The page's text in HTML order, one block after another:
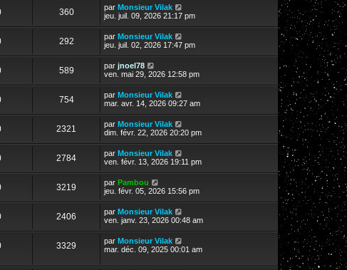
360 par Monsieur Vilak
jeu. juil. 09, 2026 21:17 pm
292 par Monsieur Vilak
jeu. juil. 02, 2026 17:47 pm
589 par jnoel78
ven. mai 29, 2026 12:58 pm
754 par Monsieur Vilak
mar. avr. 14, 2026 09:27 am
2321 par Monsieur Vilak
dim. févr. 22, 2026 20:20 pm
2784 par Monsieur Vilak
ven. févr. 13, 2026 19:11 pm
3219 par Pambou
jeu. févr. 05, 2026 15:56 pm
2406 par Monsieur Vilak
ven. janv. 23, 2026 00:48 am
3329 par Monsieur Vilak
mar. déc. 09, 2025 00:01 am